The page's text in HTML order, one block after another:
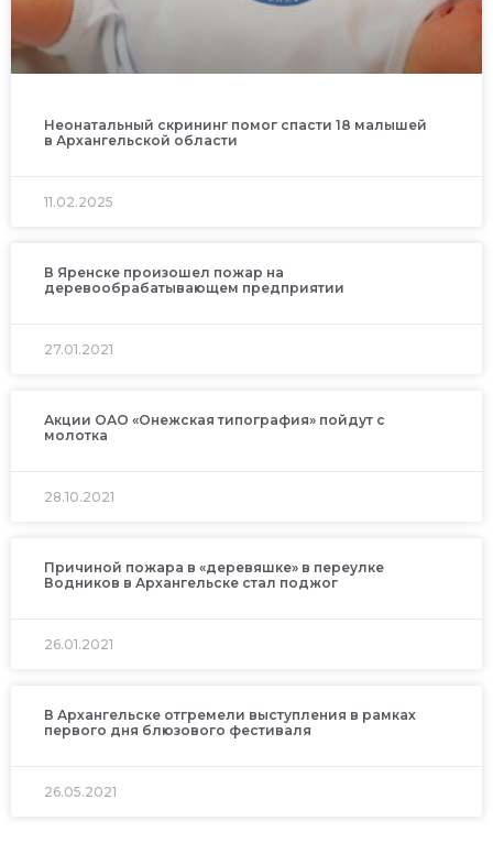
Неонатальный скрининг помог спасти 18 малышей
в Архангельской области
11.02.2025
В Яренске произошел пожар на
деревообрабатывающем предприятии
27.01.2021
Акции ОАО «Онежская типография» пойдут с
молотка
28.10.2021
Причиной пожара в «деревяшке» в переулке
Водников в Архангельске стал поджог
26.01.2021
В Архангельске отгремели выступления в рамках
первого дня блюзового фестиваля
26.05.2021